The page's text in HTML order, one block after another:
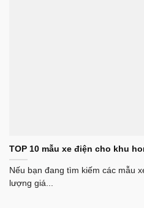
TOP 10 mẫu xe điện cho khu
Nếu bạn đang tìm kiếm các mẫu
lượng giá...